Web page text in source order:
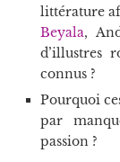
littérature
Beyala,
d’illustres
connus ?
Pourquoi
par
passion ?